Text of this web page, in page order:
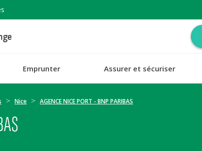
Emprunter Assurer et sécuriser
Nice AGENCE NICE PORT - BNP PARIBAS